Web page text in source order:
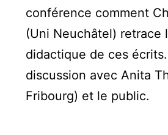
conférence comment
(Uni Neuchâtel) retrace
didactique de ces écrits.
discussion avec Anita
Fribourg) et le public.